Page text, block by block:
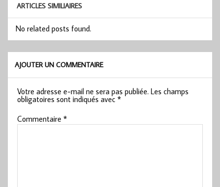
ARTICLES SIMILIAIRES
No related posts found.
AJOUTER UN COMMENTAIRE
Votre adresse e-mail ne sera pas publiée. Les champs
obligatoires sont indiqués avec*
Commentaire*